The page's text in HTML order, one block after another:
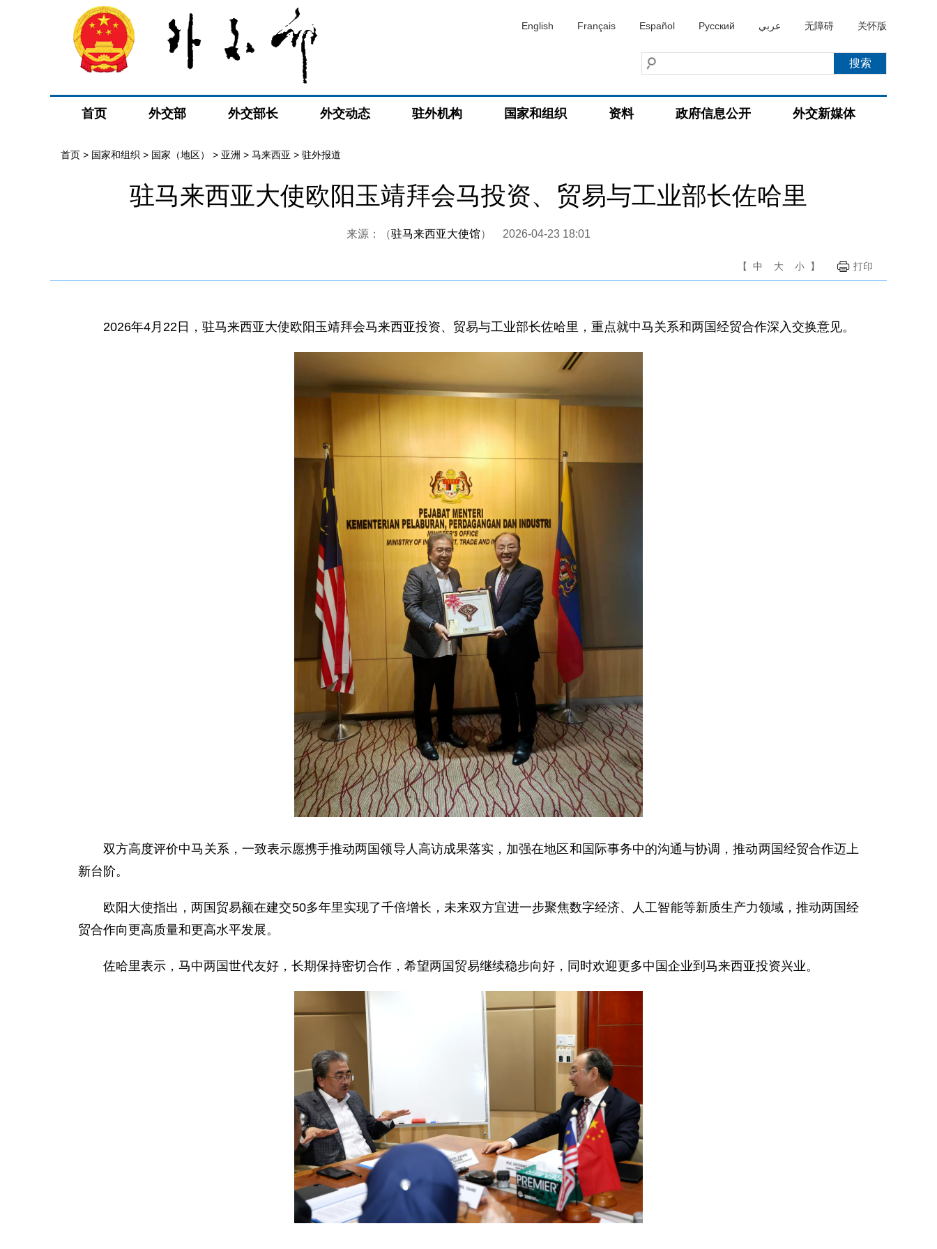
English Français Español Русский عربي 无障碍 关怀版
首页 外交部 外交部长 外交动态 驻外机构 国家和组织 资料 政府信息公开 外交新媒体
首页 > 国家和组织 > 国家（地区） > 亚洲 > 马来西亚 > 驻外报道
驻马来西亚大使欧阳玉靖拜会马投资、贸易与工业部长佐哈里
来源：（驻马来西亚大使馆） 2026-04-23 18:01
【 中 大 小 】 打印
2026年4月22日，驻马来西亚大使欧阳玉靖拜会马来西亚投资、贸易与工业部长佐哈里，重点就中马关系和两国经贸合作深入交换意见。
双方高度评价中马关系，一致表示愿携手推动两国领导人高访成果落实，加强在地区和国际事务中的沟通与协调，推动两国经贸合作迈上
新台阶。
欧阳大使指出，两国贸易额在建交50多年里实现了千倍增长，未来双方宜进一步聚焦数字经济、人工智能等新质生产力领域，推动两国经
贸合作向更高质量和更高水平发展。
佐哈里表示，马中两国世代友好，长期保持密切合作，希望两国贸易继续稳步向好，同时欢迎更多中国企业到马来西亚投资兴业。